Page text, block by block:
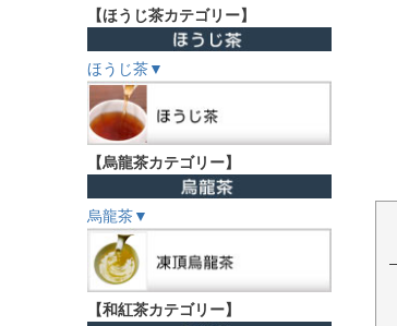
【ほうじ茶カテゴリー】
ほうじ茶▼
【烏龍茶カテゴリー】
烏龍茶▼
【和紅茶カテゴリー】